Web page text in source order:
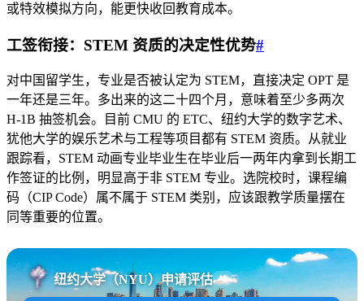
或特效模拟方向，能更快收回教育成本。
工签衔接：STEM 资质的决定性优势#
对中国留学生，专业是否被认定为 STEM，直接决定 OPT 是
一年还是三年。多出来的这二十四个月，意味着至少多两次
H-1B 抽签机会。目前 CMU 的 ETC、纽约大学的数字艺术、
犹他大学的娱乐艺术与工程等项目都有 STEM 资质。从就业
跟踪看，STEM 动画专业毕业生在毕业后一两年内拿到长期工
作签证的比例，明显高于非 STEM 专业。选院校时，课程编
码（CIP Code）属不属于 STEM 类别，应该跟教学质量摆在
同等重要的位置。
纽约大学（NYU）申请评估 AI